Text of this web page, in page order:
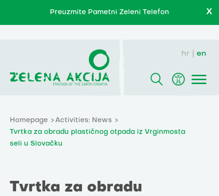
Preuzmite Pametni Zeleni Telefon X
hr en
Homepage
Activities: News
Tvrtka za obradu plastičnog otpada iz Vrginmosta
seli u Slovačku
Tvrtka za obradu